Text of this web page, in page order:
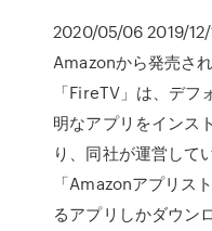
2020/05/06 2019/
Amazonから発売さ
「FireTV」は、デ
明なアプリをインス
り、同社が運営して
「Amazonアプリス
るアプリしかダウン